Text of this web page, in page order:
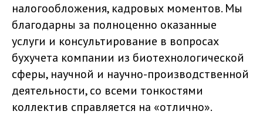
налогообложения, кадровых моментов. Мы
благодарны за полноценно оказанные
услуги и консультирование в вопросах
бухучета компании из биотехнологической
сферы, научной и научно-производственной
деятельности, со всеми тонкостями
коллектив справляется на «отлично».